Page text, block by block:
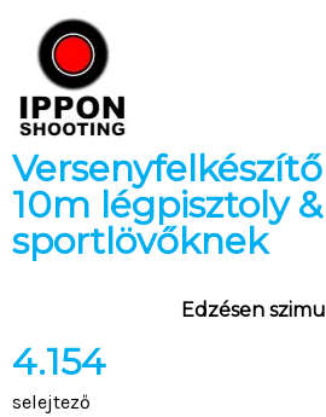
10m légpisztoly
sportlövőknek
Edzésen
4.154
selejtező